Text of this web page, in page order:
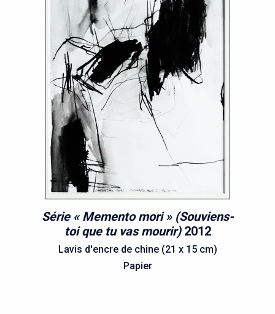
Série « Memento mori » (Souviens-
toi que tu vas mourir)2012
Lavis d'encre de chine (21 x 15 cm)
Papier